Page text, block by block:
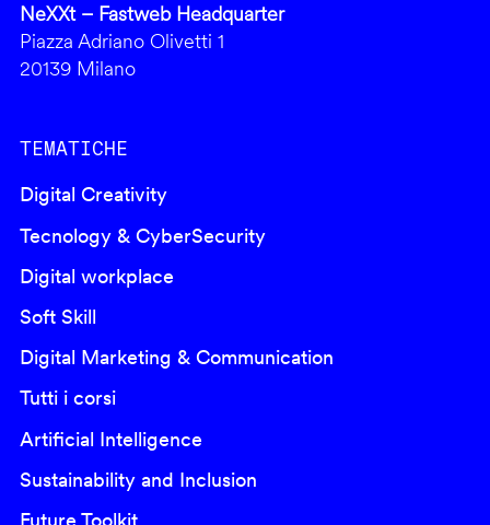
NeXXt – Fastweb Headquarter
Piazza Adriano Olivetti 1
20139 Milano
TEMATICHE
Digital Creativity
Tecnology & CyberSecurity
Digital workplace
Soft Skill
Digital Marketing & Communication
Tutti i corsi
Artificial Intelligence
Sustainability and Inclusion